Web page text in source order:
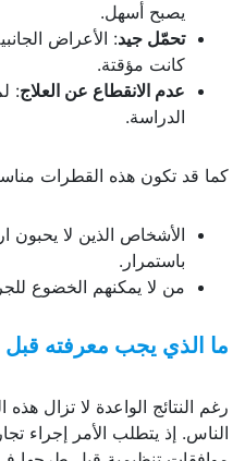
يصبح أسهل.
تحمّل جيد: الأعراض
كانت مؤقتة.
عدم الانقطاع عن العلاج:
الدراسة.
كما قد تكون هذه القطرات
الأشخاص الذين لا يحبون
باستمرار.
من لا يمكنهم الخضوع
ما الذي يجب معرفته قبل
رغم النتائج الواعدة لا تزال
الناس. إذ يتطلب الأمر إجراء